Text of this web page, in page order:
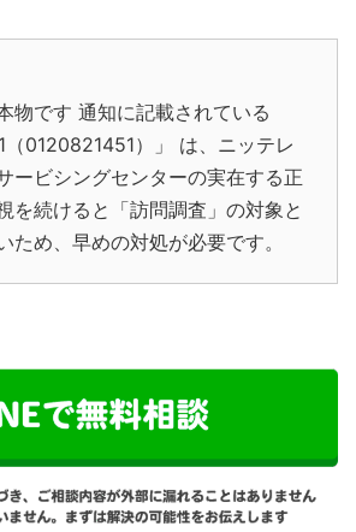
物です 通知に記載されている
（0120821451）」 は、ニッテレ
ービシングセンターの実在する正
を続けると「訪問調査」の対象と
ため、早めの対処が必要です。